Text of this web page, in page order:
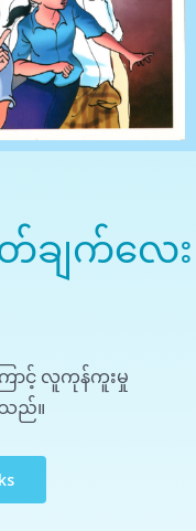
ချက်လေး
ာင့် လူကုန်ကူးမှု
သည်။